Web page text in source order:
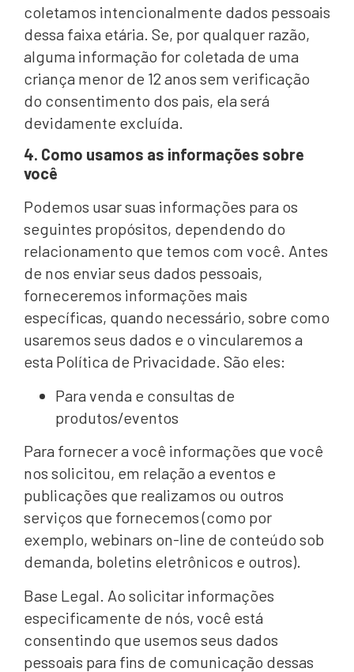
coletamos intencionalmente dados pessoais
dessa faixa etária. Se, por qualquer razão,
alguma informação for coletada de uma
criança menor de 12 anos sem verificação
do consentimento dos pais, ela será
devidamente excluída.
4. Como usamos as informações sobre
você
Podemos usar suas informações para os
seguintes propósitos, dependendo do
relacionamento que temos com você. Antes
de nos enviar seus dados pessoais,
forneceremos informações mais
específicas, quando necessário, sobre como
usaremos seus dados e o vincularemos a
esta Política de Privacidade. São eles:
Para venda e consultas de
produtos/eventos
Para fornecer a você informações que você
nos solicitou, em relação a eventos e
publicações que realizamos ou outros
serviços que fornecemos (como por
exemplo, webinars on-line de conteúdo sob
demanda, boletins eletrônicos e outros).
Base Legal. Ao solicitar informações
especificamente de nós, você está
consentindo que usemos seus dados
pessoais para fins de comunicação dessas